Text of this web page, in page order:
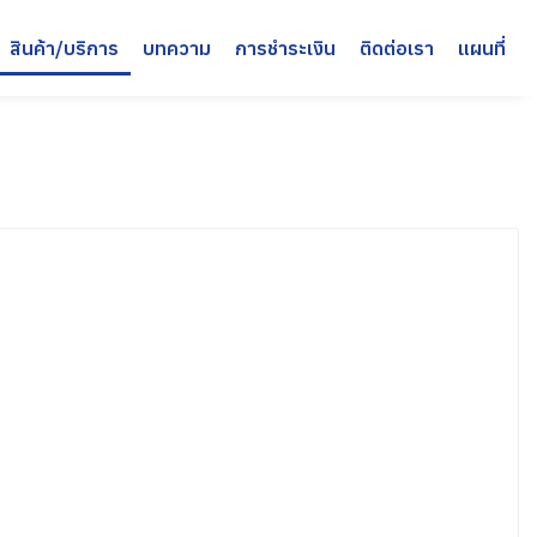
สินค้า/บริการ บทความ การชำระเงิน ติดต่อเรา แผนที่